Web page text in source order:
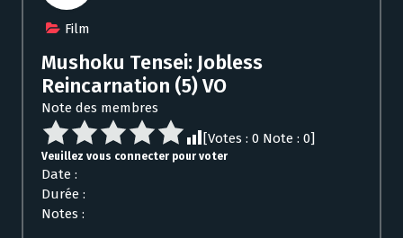
Film
Mushoku Tensei: Jobless
Reincarnation (5) VO
Note des membres
[Votes : 0 Note : 0]
Veuillez vous connecter pour voter
Date :
Durée :
Notes :